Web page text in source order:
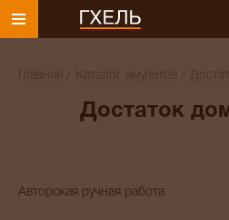
Главная Каталог амулетов
Достаток
Авторская ручная работа